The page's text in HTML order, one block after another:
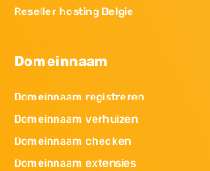
Reseller hosting Belgie
Domeinnaam
Domeinnaam registreren
Domeinnaam verhuizen
Domeinnaam checken
Domeinnaam extensies